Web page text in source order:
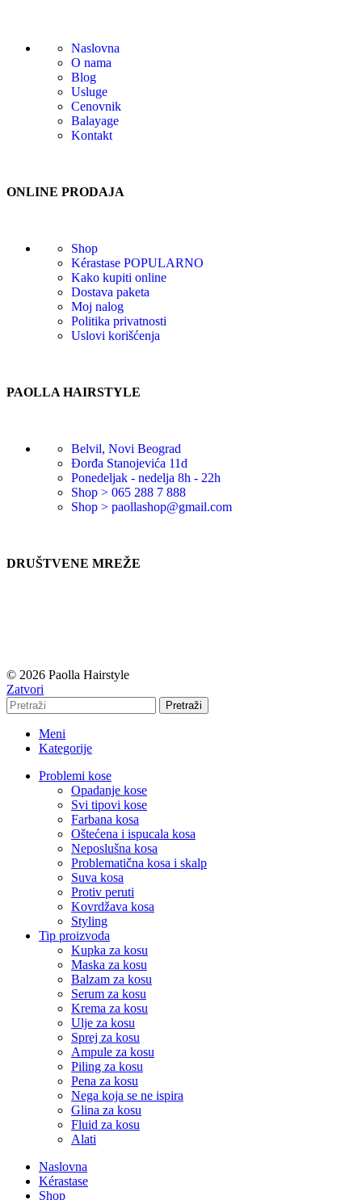
Naslovna
O nama
Blog
Usluge
Cenovnik
Balayage
Kontakt
ONLINE PRODAJA
Shop
Kérastase POPULARNO
Kako kupiti online
Dostava paketa
Moj nalog
Politika privatnosti
Uslovi korišćenja
PAOLLA HAIRSTYLE
Belvil, Novi Beograd
Đorđa Stanojevića 11d
Ponedeljak - nedelja 8h - 22h
Shop > 065 288 7 888
Shop > paollashop@gmail.com
DRUŠTVENE MREŽE
© 2026 Paolla Hairstyle
Zatvori
Pretraži
Meni
Kategorije
Problemi kose
Opadanje kose
Svi tipovi kose
Farbana kosa
Oštećena i ispucala kosa
Neposlušna kosa
Problematična kosa i skalp
Suva kosa
Protiv peruti
Kovrdžava kosa
Styling
Tip proizvoda
Kupka za kosu
Maska za kosu
Balzam za kosu
Serum za kosu
Krema za kosu
Ulje za kosu
Sprej za kosu
Ampule za kosu
Piling za kosu
Pena za kosu
Nega koja se ne ispira
Glina za kosu
Fluid za kosu
Alati
Naslovna
Kérastase
Shop